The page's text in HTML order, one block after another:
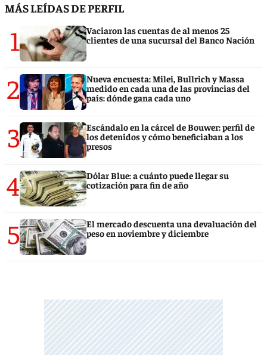
MÁS LEÍDAS DE PERFIL
1
Vaciaron las cuentas de al menos 25
clientes de una sucursal del Banco Nación
2
Nueva encuesta: Milei, Bullrich y Massa
medido en cada una de las provincias del
país: dónde gana cada uno
3
Escándalo en la cárcel de Bouwer: perfil de
los detenidos y cómo beneficiaban a los
presos
4
Dólar Blue: a cuánto puede llegar su
cotización para fin de año
5
El mercado descuenta una devaluación del
peso en noviembre y diciembre